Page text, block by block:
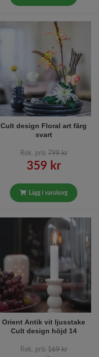
Cult design Floral art färg
svart
Rek. pris 799 kr
359 kr
Lägg i varukorg
Orient Antik vit ljusstake
Cult design höjd 14
Rek. pris 169 kr